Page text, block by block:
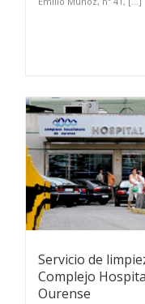
Servicio de
Complejo
Ourense